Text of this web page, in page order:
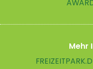
Mehr